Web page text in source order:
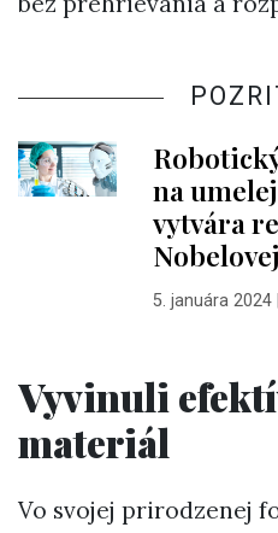
na
vytvára
5. januára 2024|
Vyvinuli
materiál
Vo svojej prirodzenej